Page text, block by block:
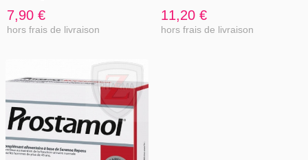
7,90 €
hors frais de livraison
11,20 €
hors frais de livraison